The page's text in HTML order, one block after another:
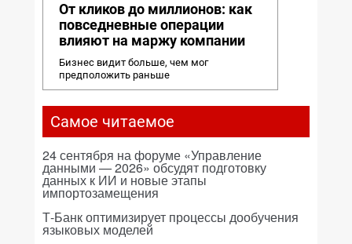
От кликов до миллионов: как
повседневные операции
влияют на маржу компании
Бизнес видит больше, чем мог
предположить раньше
Самое читаемое
24 сентября на форуме «Управление
данными — 2026» обсудят подготовку
данных к ИИ и новые этапы
импортозамещения
Т-Банк оптимизирует процессы дообучения
языковых моделей